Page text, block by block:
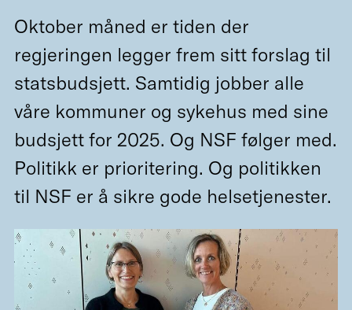
Oktober måned er tiden der
regjeringen legger frem sitt forslag til
statsbudsjett. Samtidig jobber alle
våre kommuner og sykehus med sine
budsjett for 2025. Og NSF følger med.
Politikk er prioritering. Og politikken
til NSF er å sikre gode helsetjenester.